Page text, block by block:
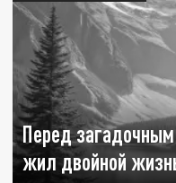
Перед
жил двойной